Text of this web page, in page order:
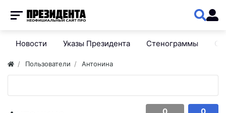
Новости Указы Президента Стенограммы
Пользователи Антонина